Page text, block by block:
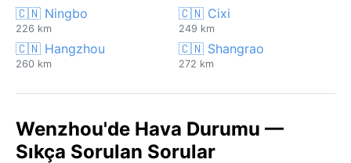
🇨🇳 Ningbo
226 km
🇨🇳 Cixi
249 km
🇨🇳 Hangzhou
260 km
🇨🇳 Shangrao
272 km
Wenzhou'de Hava Durumu —
Sıkça Sorulan Sorular